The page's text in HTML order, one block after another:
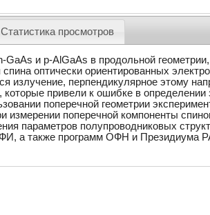
Статистика просмотров
и p-AlGaAs в продольной геометрии,
оптически ориентированных
излучение, перпендикулярное этому
привели к ошибке в определении
поперечной геометрии
измерении поперечной компоненты
параметров полупроводниковых
а также программ ОФН и Президиума